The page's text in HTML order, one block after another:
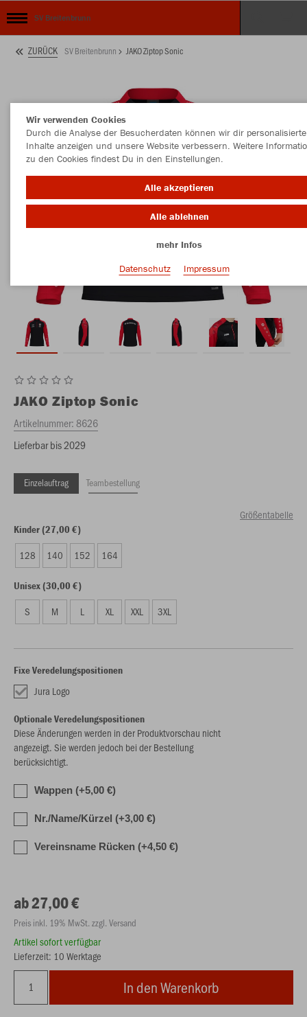
SV Breitenbrunn
ZURÜCK SV Breitenbrunn JAKO Ziptop Sonic
JAKO Ziptop Sonic
Artikelnummer:8626
Lieferbar bis 2029
Einzelauftrag Teambestellung
Größentabelle
Kinder (27,00 €)
128 140 152 164
Unisex (30,00 €)
S M L XL XXL 3XL
Fixe Veredelungspositionen
Jura Logo
Optionale Veredelungspositionen
Diese Änderungen werden in der Produktvorschau nicht
angezeigt. Sie werden jedoch bei der Bestellung
berücksichtigt.
Wappen (+5,00 €)
Nr./Name/Kürzel (+3,00 €)
Vereinsname Rücken (+4,50 €)
ab 27,00 €
Preis inkl. 19% MwSt. zzgl. Versand
Artikel sofort verfügbar
Lieferzeit: 10 Werktage
In den Warenkorb
Wir verwenden Cookies
Durch die Analyse der Besucherdaten können wir dir personalisierte
Inhalte anzeigen und unsere Website verbessern. Weitere
zu den Cookies findest Du in den Einstellungen.
Alle akzeptieren
Alle ablehnen
mehr Infos
Datenschutz
Impressum